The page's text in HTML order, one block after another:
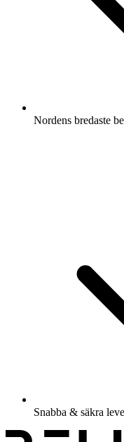
Nordens bredaste
Snabba & säkra